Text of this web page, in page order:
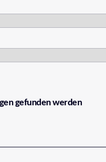
gefunden werden